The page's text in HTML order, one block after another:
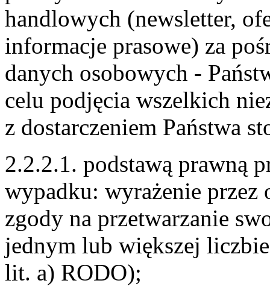
handlowych (newsletter,
informacje prasowe) za
danych osobowych ‐
celu podjęcia wszelkich
z dostarczeniem Państwa
2.2.2.1. podstawą prawną
wypadku: wyrażenie przez
zgody na przetwarzanie
jednym lub większej
lit. a) RODO);